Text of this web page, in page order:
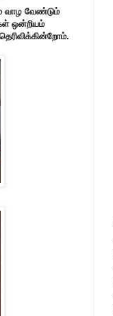
வாழ வேண்டும்
ஒன்றியம்